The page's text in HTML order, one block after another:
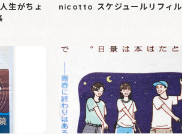
生がちょ
nicotto スケジュールリフィル